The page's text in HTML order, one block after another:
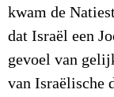
kwam de
dat Israël een
gevoel van
van Israëlische